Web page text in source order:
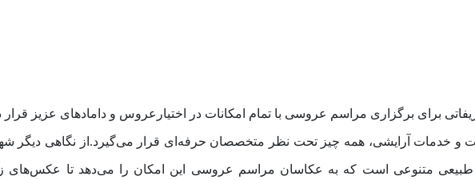
برای برگزاری مراسم عروسی با تمام امکانات در اختیارعروس و دامادهای عزیز قرار
و خدمات آرایشی، همه چیز تحت نظر متخصصان حرفه‌ای‌ قرار می‌گیرد.از نگاهی دیگر شهر
طبیعی متنوعی است که به عکاسان مراسم عروسی این امکان را می‌دهد تا عکس‌های